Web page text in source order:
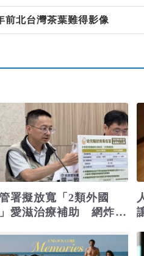
前北台灣茶葉難得影像
署擬放寬「2類外國
愛滋治療補助 網炸